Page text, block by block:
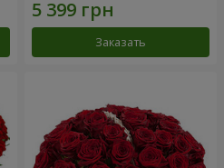
Заказать